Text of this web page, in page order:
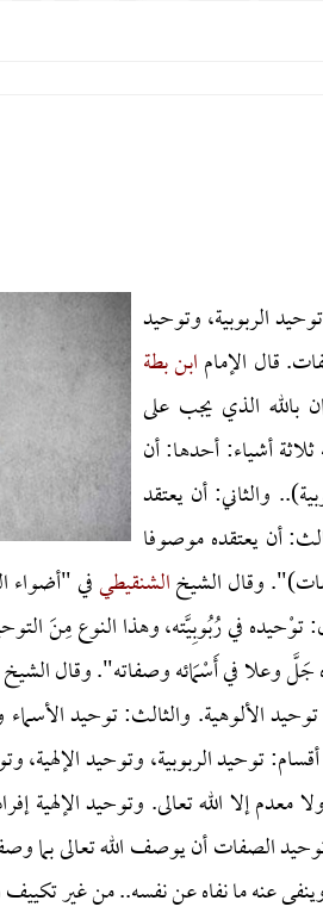
الربوبية، وتوحيد
قال الإمامابن بطة
بالله الذي يجب على
ثلاثة أشياء: أحدها: أن
والثاني: أن يعتقد
أن يعتقده موصوفا
وقال الشيخالشنقيطيفي "أضواء
توْحيده في رُبُوبِيَّته، وهذا النوع مِنَ
جَلَّ وعلا في أَسْمَائه وصفاته". وقال الشيخ
توحيد الألوهية. والثالث: توحيد
توحيد الربوبية، وتوحيد
إلا الله تعالى. وتوحيد الإلهية
الصفات أن يوصف الله تعالى بما
وينفى عنه ما نفاه عن نفسه.. من غير